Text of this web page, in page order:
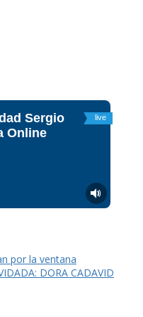
por la ventana
DORA CADAVID